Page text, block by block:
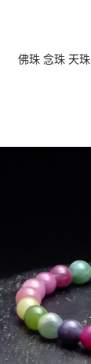
佛珠 念珠 天珠